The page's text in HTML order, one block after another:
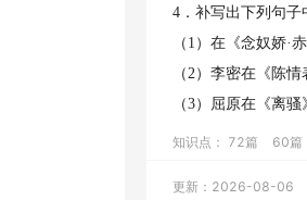
4．补写出下列句子
（1）在《念奴娇·
（2）李密在《陈
（3）屈原在《离骚
知识点： 72篇 60篇
更新：2026-08-06